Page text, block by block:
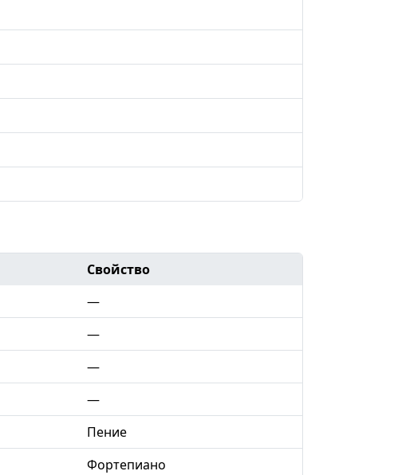
Свойство
—
—
—
—
Пение
Фортепиано